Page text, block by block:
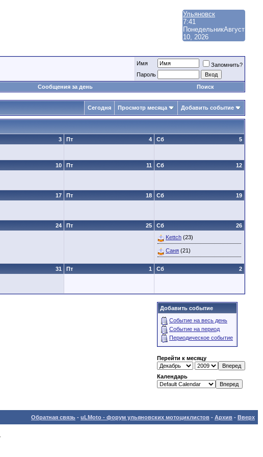
Ульяновск
7:41
ПонедельникАвгуст
10, 2026
Имя
Запомнить?
Пароль
Сообщения за день Поиск
Сегодня Просмотр месяца Добавить событие
3 4
Пт 5
Сб
10 11
Пт 12
Сб
17 18
Пт 19
Сб
24 25
Пт 26
Сб
Kettch (23)
Саня (21)
31 1
Пт 2
Сб
Добавить событие
Событие на весь день
Событие на период
Периодическое событие
Перейти к месяцу
Календарь
Обратная связь - uLMoto - форум ульяновских мотоциклистов - Архив - Вверх